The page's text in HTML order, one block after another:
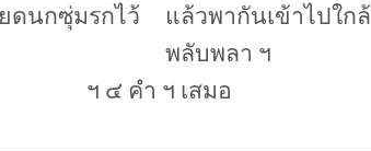
ดนกซุ่มรกไว้
แล้วพากันเข้าไปใกล้
พลับพลา ฯ
ฯ ๔ คำ ฯ เสมอ